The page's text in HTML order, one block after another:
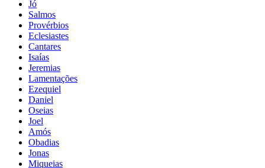
Jó
Salmos
Provérbios
Eclesiastes
Cantares
Isaías
Jeremias
Lamentações
Ezequiel
Daniel
Oseias
Joel
Amós
Obadias
Jonas
Miqueias